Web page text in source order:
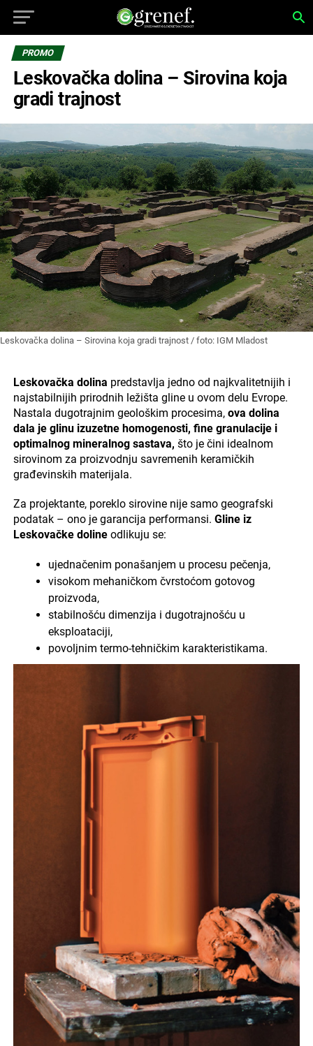
PROMO
Leskovačka dolina – Sirovina koja
gradi trajnost
Leskovačka dolina – Sirovina koja gradi trajnost / foto: IGM Mladost
Leskovačka dolina predstavlja jedno od najkvalitetnijih i
najstabilnijih prirodnih ležišta gline u ovom delu Evrope.
Nastala dugotrajnim geološkim procesima, ova dolina
dala je glinu izuzetne homogenosti, fine granulacije i
optimalnog mineralnog sastava, što je čini idealnom
sirovinom za proizvodnju savremenih keramičkih
građevinskih materijala.
Za projektante, poreklo sirovine nije samo geografski
podatak – ono je garancija performansi. Gline iz
Leskovačke dolineodlikuju se:
ujednačenim ponašanjem u procesu pečenja,
visokom mehaničkom čvrstoćom gotovog
proizvoda,
stabilnošću dimenzija i dugotrajnošću u
eksploataciji,
povoljnim termo-tehničkim karakteristikama.